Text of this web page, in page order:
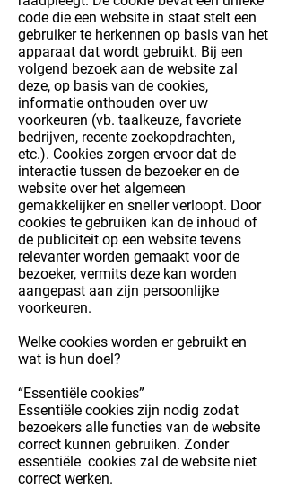
code die een website in staat stelt een
gebruiker te herkennen op basis van het
apparaat dat wordt gebruikt. Bij een
volgend bezoek aan de website zal
deze, op basis van de cookies,
informatie onthouden over uw
voorkeuren (vb. taalkeuze, favoriete
bedrijven, recente zoekopdrachten,
etc.). Cookies zorgen ervoor dat de
interactie tussen de bezoeker en de
website over het algemeen
gemakkelijker en sneller verloopt. Door
cookies te gebruiken kan de inhoud of
de publiciteit op een website tevens
relevanter worden gemaakt voor de
bezoeker, vermits deze kan worden
aangepast aan zijn persoonlijke
voorkeuren.
Welke cookies worden er gebruikt en
wat is hun doel?
“Essentiële cookies”
Essentiële cookies zijn nodig zodat
bezoekers alle functies van de website
correct kunnen gebruiken. Zonder
essentiële cookies zal de website niet
correct werken.